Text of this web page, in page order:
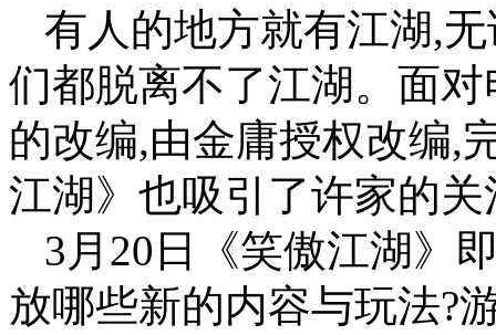
有人的地方就有江湖,
们都脱离不了江湖。面
的改编,由金庸授权改编,
江湖》也吸引了许家的关
3月20日《笑傲江湖》
放哪些新的内容与玩法?